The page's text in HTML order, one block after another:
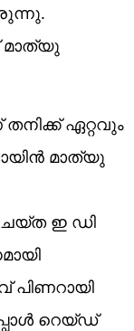
മാത്യു
ഏറ്റവും
മാത്യു
ചെയ്ത ഇ ഡി
പിണറായി
റെയ്ഡ്